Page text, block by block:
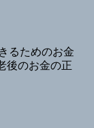
るためのお金
後のお金の正